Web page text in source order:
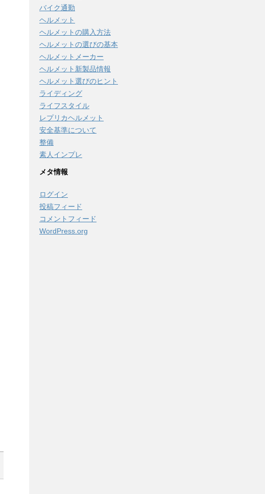
バイク通勤
ヘルメット
ヘルメットの購入方法
ヘルメットの選びの基本
ヘルメットメーカー
ヘルメット新製品情報
ヘルメット選びのヒント
ライディング
ライフスタイル
レプリカヘルメット
安全基準について
整備
素人インプレ
メタ情報
ログイン
投稿フィード
コメントフィード
WordPress.org